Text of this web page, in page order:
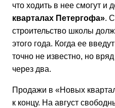
что ходить в нее смогут и
кварталах Петергофа».
строительство школы
этого года. Когда ее
точно не известно, но
через два.
Продажи в «Новых
к концу. На август